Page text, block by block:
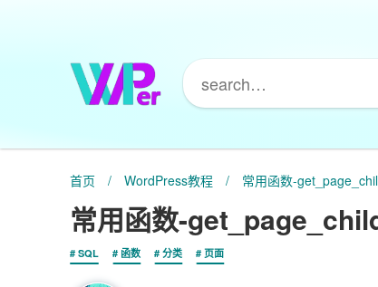
首页 / WordPress教程 / 常用函数-
常用函数-
SQL 函数 分类 页面